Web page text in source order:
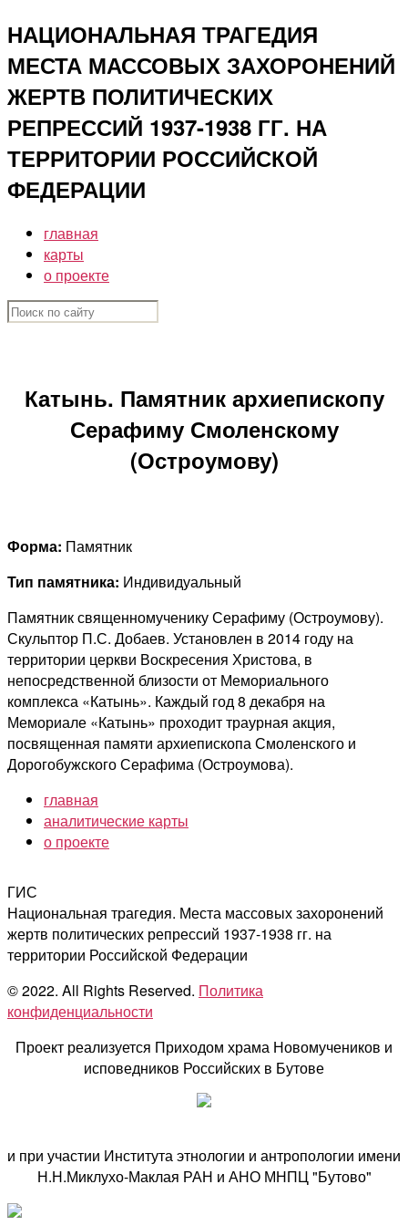
Перейти
к
содержимому
НАЦИОНАЛЬНАЯ ТРАГЕДИЯ
МЕСТА МАССОВЫХ ЗАХОРОНЕНИЙ
ЖЕРТВ ПОЛИТИЧЕСКИХ
РЕПРЕССИЙ 1937-1938 ГГ. НА
ТЕРРИТОРИИ РОССИЙСКОЙ
ФЕДЕРАЦИИ
главная
карты
о проекте
Катынь. Памятник архиепископу
Серафиму Смоленскому
(Остроумову)
Форма: Памятник
Тип памятника: Индивидуальный
Памятник священномученику Серафиму (Остроумову).
Скульптор П.С. Добаев. Установлен в 2014 году на
территории церкви Воскресения Христова, в
непосредственной близости от Мемориального
комплекса «Катынь». Каждый год 8 декабря на
Мемориале «Катынь» проходит траурная акция,
посвященная памяти архиепископа Смоленского и
Дорогобужского Серафима (Остроумова).
главная
аналитические карты
о проекте
ГИС
Национальная трагедия. Места массовых захоронений
жертв политических репрессий 1937-1938 гг. на
территории Российской Федерации
© 2022. All Rights Reserved. Политика
конфиденциальности
Проект реализуется Приходом храма Новомучеников и
исповедников Российских в Бутове
и при участии Института этнологии и антропологии имени
Н.Н.Миклухо-Маклая РАН и АНО МНПЦ "Бутово"